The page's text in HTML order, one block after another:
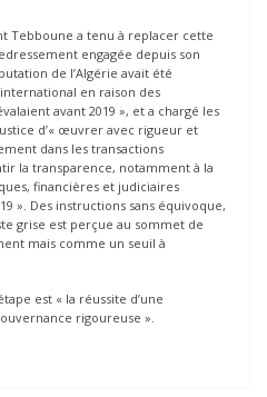
Tebboune a tenu à replacer cette
engagée depuis son
de l’Algérie avait été
en raison des
avant 2019 », et a chargé les
d’« œuvrer avec rigueur et
dans les transactions
la transparence, notamment à la
financières et judiciaires
». Des instructions sans équivoque,
grise est perçue au sommet de
mais comme un seuil à
est « la réussite d’une
rigoureuse ».